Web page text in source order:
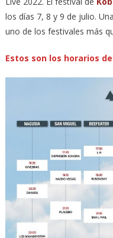
los días 7, 8 y 9 de julio.
uno de los festivales más
Estos son los horarios